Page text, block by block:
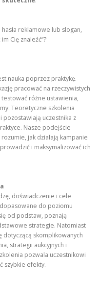
reklamowe lub slogan,
Cię znaleźć”?
nauka poprzez praktykę.
pracować na rzeczywistych
różne ustawienia,
Teoretyczne szkolenia
pozostawiają uczestnika z
Nasze podejście
jak działają kampanie
i maksymalizować ich
doświadczenie i cele
do poziomu
od podstaw, poznają
strategie. Natomiast
skomplikowanych
strategii aukcyjnych i
pozwala uczestnikowi
szybkie efekty.